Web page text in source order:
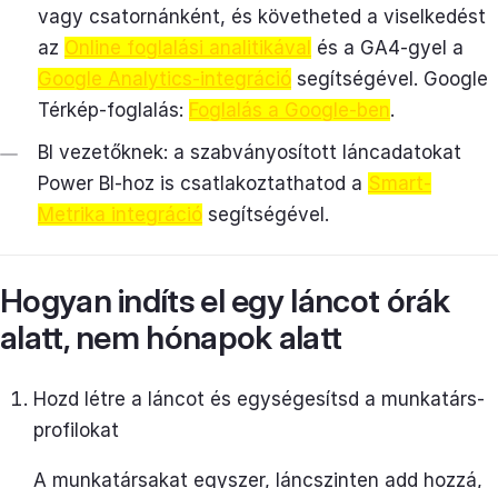
vagy csatornánként, és követheted a viselkedést
az Online foglalási analitikával és a GA4-gyel a
Google Analytics-integráció segítségével. Google
Térkép-foglalás: Foglalás a Google-ben.
BI vezetőknek: a szabványosított láncadatokat
Power BI-hoz is csatlakoztathatod a Smart-
Metrika integráció segítségével.
Hogyan indíts el egy láncot órák
alatt, nem hónapok alatt
Hozd létre a láncot és egységesítsd a munkatárs-
profilokat
A munkatársakat egyszer, láncszinten add hozzá,